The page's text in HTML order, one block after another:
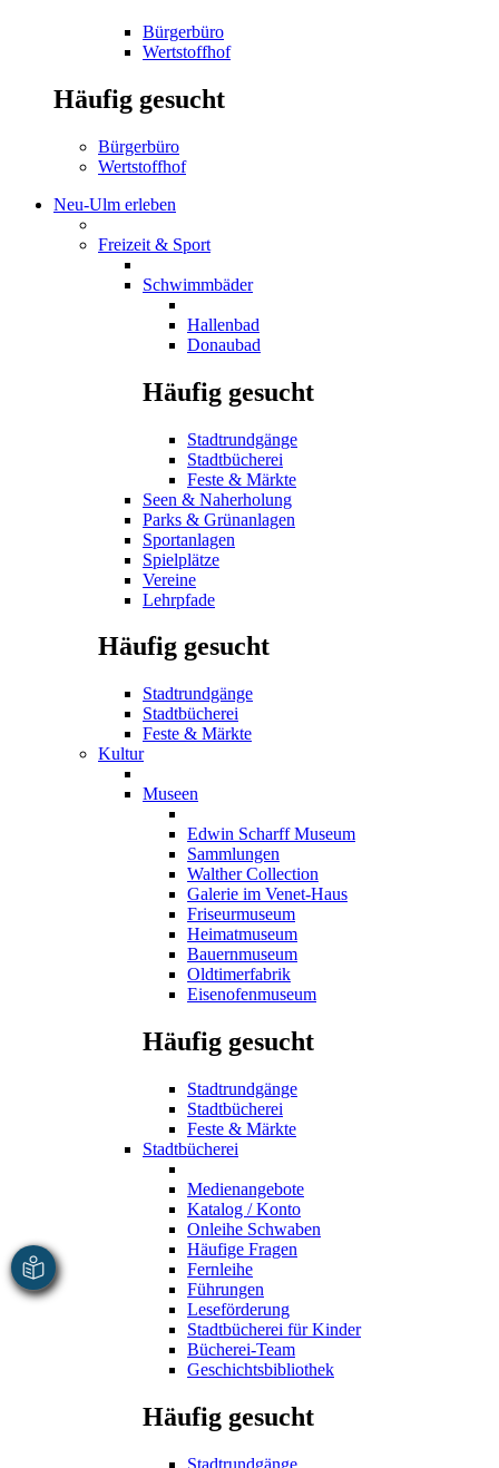
Bürgerbüro
Wertstoffhof
Häufig gesucht
Bürgerbüro
Wertstoffhof
Neu-Ulm erleben
Freizeit & Sport
Schwimmbäder
Hallenbad
Donaubad
Häufig gesucht
Stadtrundgänge
Stadtbücherei
Feste & Märkte
Seen & Naherholung
Parks & Grünanlagen
Sportanlagen
Spielplätze
Vereine
Lehrpfade
Häufig gesucht
Stadtrundgänge
Stadtbücherei
Feste & Märkte
Kultur
Museen
Edwin Scharff Museum
Sammlungen
Walther Collection
Galerie im Venet-Haus
Friseurmuseum
Heimatmuseum
Bauernmuseum
Oldtimerfabrik
Eisenofenmuseum
Häufig gesucht
Stadtrundgänge
Stadtbücherei
Feste & Märkte
Stadtbücherei
Medienangebote
Katalog / Konto
Onleihe Schwaben
Häufige Fragen
Fernleihe
Führungen
Leseförderung
Stadtbücherei für Kinder
Bücherei-Team
Geschichtsbibliothek
Häufig gesucht
Stadtrundgänge